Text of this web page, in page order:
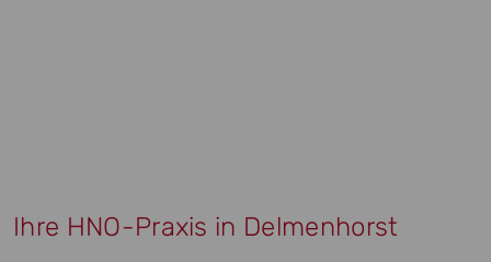
Ihre HNO-Praxis in Delmenhorst